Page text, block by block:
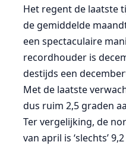
Het regent de laatste
de gemiddelde
een spectaculaire
recordhouder is
destijds een
Met de laatste
dus ruim 2,5 graden
Ter vergelijking, de
van april is ‘slechts’